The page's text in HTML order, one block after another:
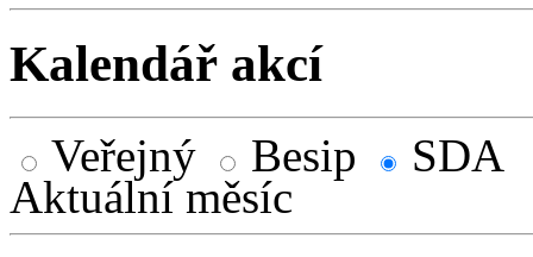
Kalendář akcí
Veřejný Besip
SDA
Aktuální měsíc